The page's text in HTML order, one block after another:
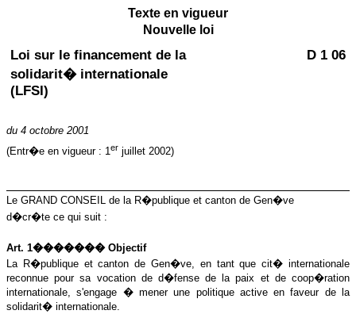
Texte en vigueur
Nouvelle loi
Loi sur le financement de la
solidarit� internationale
(LFSI)
D 1 06
du 4 octobre 2001
(Entr�e en vigueur : 1er juillet 2002)
Le GRAND CONSEIL de la R�publique et canton de Gen�ve
d�cr�te ce qui suit :
Art. 1������� Objectif
La R�publiqueet canton de Gen�ve, en tant que cit� internationale
reconnue pour sa vocation de d�fense de la paix et de coop�ration
internationale, s'engage � mener une politique active en faveur de la
solidarit� internationale.